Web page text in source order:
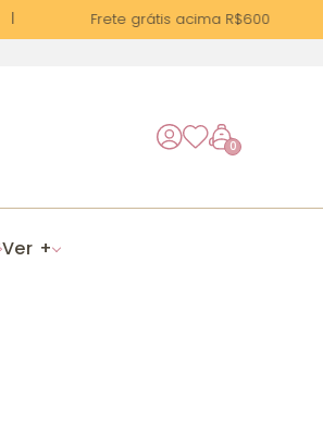
Frete grátis acima R$600
0
Ver +